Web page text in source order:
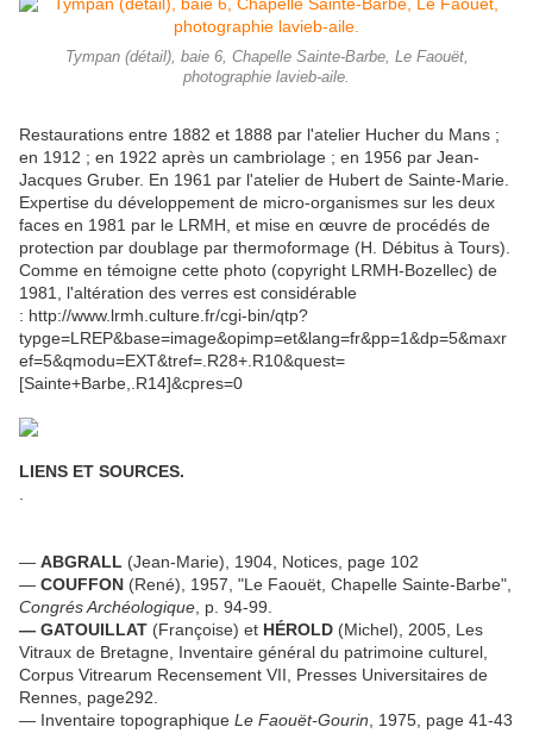
Tympan (détail), baie 6, Chapelle Sainte-Barbe, Le Faouët,
photographie lavieb-aile.
Restaurations entre 1882 et 1888 par l'atelier Hucher du Mans ;
en 1912 ; en 1922 après un cambriolage ; en 1956 par Jean-
Jacques Gruber. En 1961 par l'atelier de Hubert de Sainte-Marie.
Expertise du développement de micro-organismes sur les deux
faces en 1981 par le LRMH, et mise en œuvre de procédés de
protection par doublage par thermoformage (H. Débitus à Tours).
Comme en témoigne cette photo (copyright LRMH-Bozellec) de
1981, l'altération des verres est considérable
: http://www.lrmh.culture.fr/cgi-bin/qtp?
typge=LREP&base=image&opimp=et&lang=fr&pp=1&dp=5&maxr
ef=5&qmodu=EXT&tref=.R28+.R10&quest=
[Sainte+Barbe,.R14]&cpres=0
LIENS ET SOURCES.
— ABGRALL (Jean-Marie), 1904, Notices, page 102
— COUFFON (René), 1957, "Le Faouët, Chapelle Sainte-Barbe",
Congrés Archéologique , p. 94-99.
— GATOUILLAT (Françoise) et HÉROLD (Michel), 2005, Les
Vitraux de Bretagne, Inventaire général du patrimoine culturel,
Corpus Vitrearum Recensement VII, Presses Universitaires de
Rennes, page292.
— Inventaire topographique Le Faouët-Gourin , 1975, page 41-43